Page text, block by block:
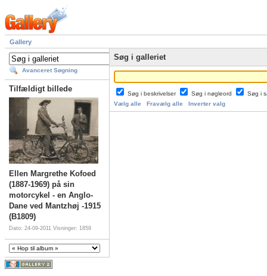
Gallery
Avanceret Søgning
Tilfældigt billede
Ellen Margrethe Kofoed
(1887-1969) på sin
motorcykel - en Anglo-
Dane ved Mantzhøj -1915
(B1809)
Dato: 24-09-2011 Visninger: 1859
Søg i galleriet
Søg i beskrivelser Søg i nøgleord
Søg i
Vælg alle
Fravælg alle Inverter valg